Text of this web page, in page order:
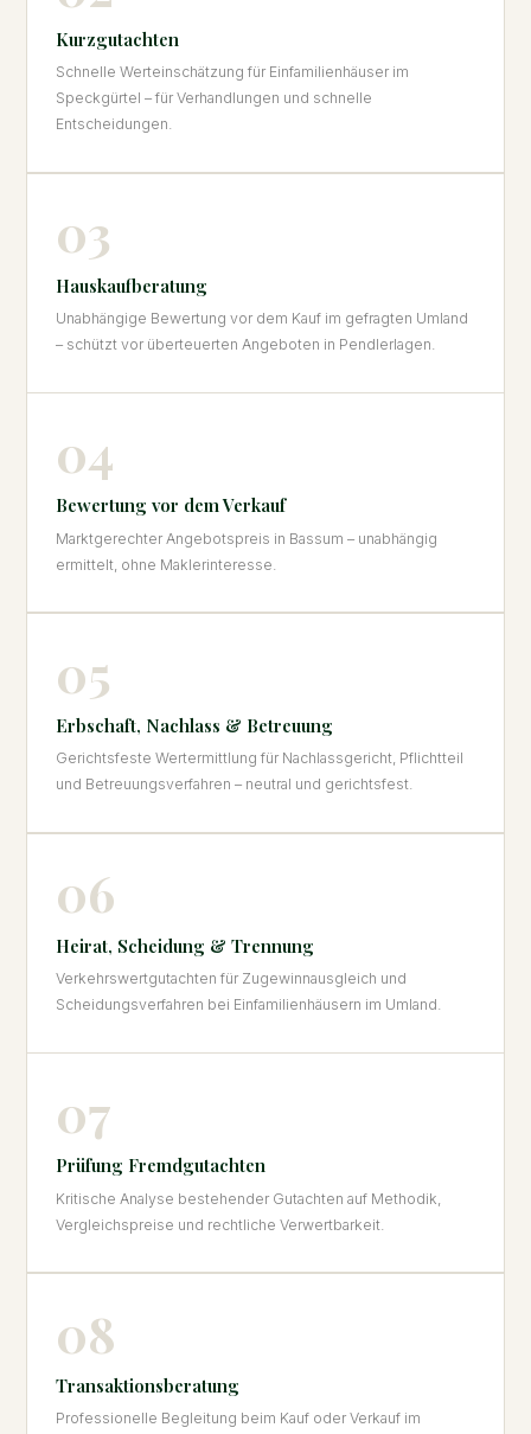
Kurzgutachten
Schnelle Werteinschätzung für Einfamilienhäuser im
Speckgürtel – für Verhandlungen und schnelle
Entscheidungen.
03
Hauskaufberatung
Unabhängige Bewertung vor dem Kauf im gefragten Umland
– schützt vor überteuerten Angeboten in Pendlerlagen.
04
Bewertung vor dem Verkauf
Marktgerechter Angebotspreis in Bassum – unabhängig
ermittelt, ohne Maklerinteresse.
05
Erbschaft, Nachlass & Betreuung
Gerichtsfeste Wertermittlung für Nachlassgericht, Pflichtteil
und Betreuungsverfahren – neutral und gerichtsfest.
06
Heirat, Scheidung & Trennung
Verkehrswertgutachten für Zugewinnausgleich und
Scheidungsverfahren bei Einfamilienhäusern im Umland.
07
Prüfung Fremdgutachten
Kritische Analyse bestehender Gutachten auf Methodik,
Vergleichspreise und rechtliche Verwertbarkeit.
08
Transaktionsberatung
Professionelle Begleitung beim Kauf oder Verkauf im